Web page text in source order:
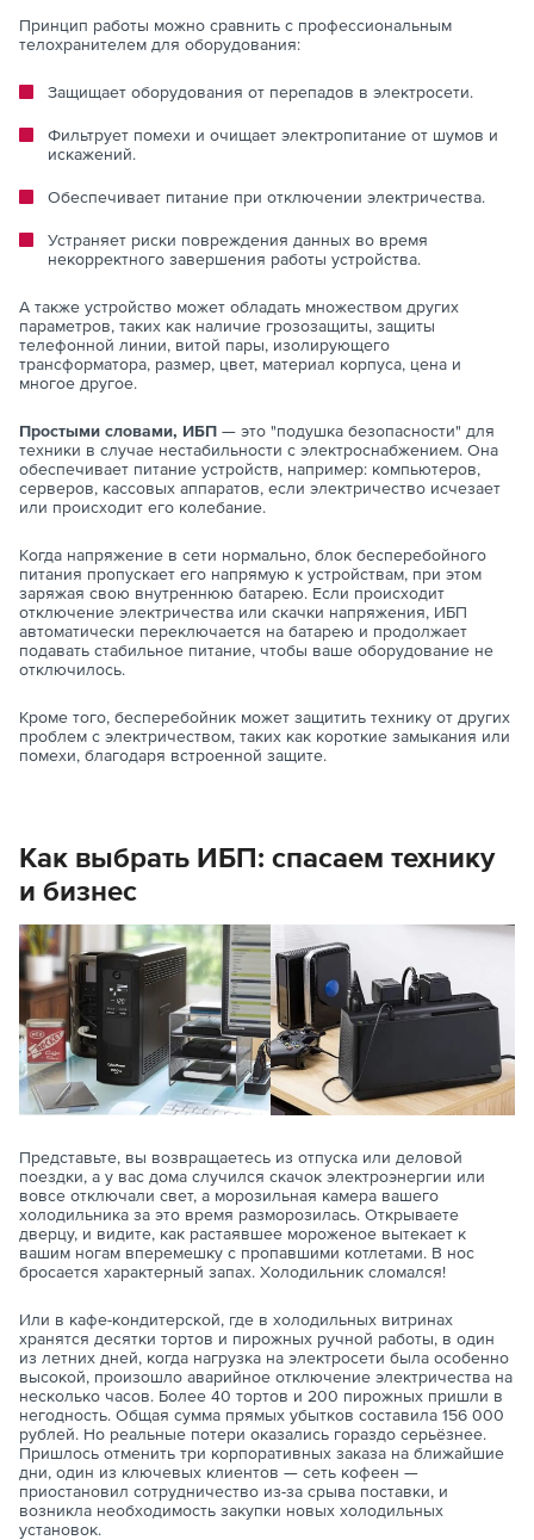
Принцип работы можно сравнить с профессиональным
телохранителем для оборудования:
Защищает оборудования от перепадов в электросети.
Фильтрует помехи и очищает электропитание от шумов и
искажений.
Обеспечивает питание при отключении электричества.
Устраняет риски повреждения данных во время
некорректного завершения работы устройства.
А также устройство может обладать множеством других
параметров, таких как наличие грозозащиты, защиты
телефонной линии, витой пары, изолирующего
трансформатора, размер, цвет, материал корпуса, цена и
многое другое.
Простыми словами, ИБП — это "подушка безопасности" для
техники в случае нестабильности с электроснабжением. Она
обеспечивает питание устройств, например: компьютеров,
серверов, кассовых аппаратов, если электричество исчезает
или происходит его колебание.
Когда напряжение в сети нормально, блок бесперебойного
питания пропускает его напрямую к устройствам, при этом
заряжая свою внутреннюю батарею. Если происходит
отключение электричества или скачки напряжения, ИБП
автоматически переключается на батарею и продолжает
подавать стабильное питание, чтобы ваше оборудование не
отключилось.
Кроме того, бесперебойник может защитить технику от других
проблем с электричеством, таких как короткие замыкания или
помехи, благодаря встроенной защите.
Как выбрать ИБП: спасаем технику
и бизнес
Представьте, вы возвращаетесь из отпуска или деловой
поездки, а у вас дома случился скачок электроэнергии или
вовсе отключали свет, а морозильная камера вашего
холодильника за это время разморозилась. Открываете
дверцу, и видите, как растаявшее мороженое вытекает к
вашим ногам вперемешку с пропавшими котлетами. В нос
бросается характерный запах. Холодильник сломался!
Или в кафе-кондитерской, где в холодильных витринах
хранятся десятки тортов и пирожных ручной работы, в один
из летних дней, когда нагрузка на электросети была особенно
высокой, произошло аварийное отключение электричества на
несколько часов. Более 40 тортов и 200 пирожных пришли в
негодность. Общая сумма прямых убытков составила 156 000
рублей. Но реальные потери оказались гораздо серьёзнее.
Пришлось отменить три корпоративных заказа на ближайшие
дни, один из ключевых клиентов — сеть кофеен —
приостановил сотрудничество из-за срыва поставки, и
возникла необходимость закупки новых холодильных
установок.